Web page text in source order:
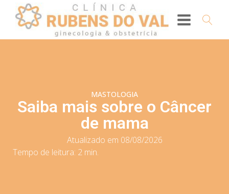
MASTOLOGIA
Saiba mais sobre o Câncer
de mama
Atualizado em 08/08/2026
Tempo de leitura: 2 min.